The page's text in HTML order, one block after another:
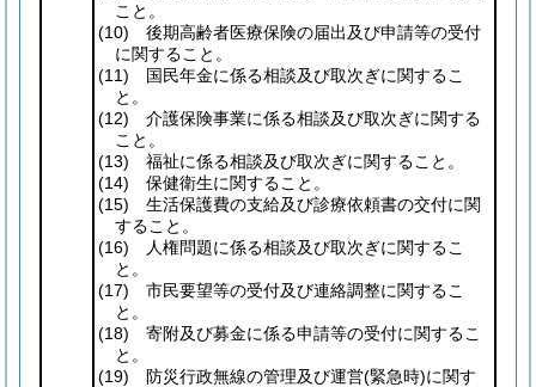
こと。
(10) 後期高齢者医療保険の届出及び申請等の受付
に関すること。
(11) 国民年金に係る相談及び取次ぎに関するこ
と。
(12) 介護保険事業に係る相談及び取次ぎに関する
こと。
(13) 福祉に係る相談及び取次ぎに関すること。
(14) 保健衛生に関すること。
(15) 生活保護費の支給及び診療依頼書の交付に関
すること。
(16) 人権問題に係る相談及び取次ぎに関するこ
と。
(17) 市民要望等の受付及び連絡調整に関するこ
と。
(18) 寄附及び募金に係る申請等の受付に関するこ
と。
(19) 防災行政無線の管理及び運営(緊急時)に関す